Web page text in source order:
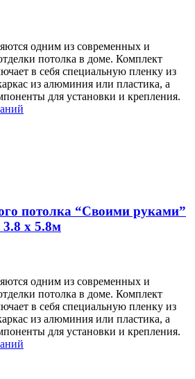
₽.
одним из современных и
потолка в доме. Комплект
в себя специальную пленку из
из алюминия или пластика, а
для установки и крепления.
потолка “Своими руками”
х 5.8м
₽.
одним из современных и
потолка в доме. Комплект
в себя специальную пленку из
из алюминия или пластика, а
для установки и крепления.